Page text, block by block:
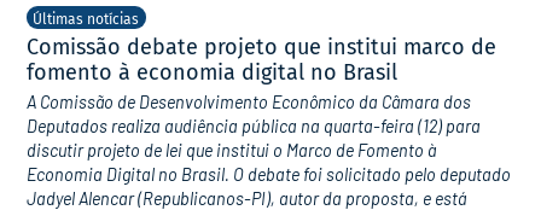
Últimas notícias
Comissão debate projeto que institui marco de
fomento à economia digital no Brasil
A Comissão de Desenvolvimento Econômico da Câmara dos
Deputados realiza audiência pública na quarta-feira (12) para
discutir projeto de lei que institui o Marco de Fomento à
Economia Digital no Brasil. O debate foi solicitado pelo deputado
Jadyel Alencar (Republicanos-PI), autor da proposta, e está